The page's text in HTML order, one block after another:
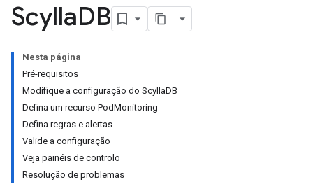
ScyllaDB
Nesta página
Pré-requisitos
Modifique a configuração do ScyllaDB
Defina um recurso PodMonitoring
Defina regras e alertas
Valide a configuração
Veja painéis de controlo
Resolução de problemas